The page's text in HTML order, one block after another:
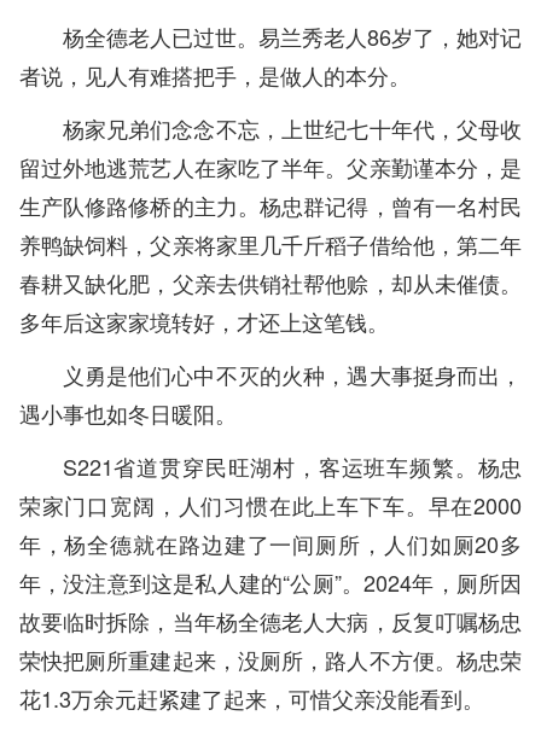
杨全德老人已过世。易兰秀老人86岁了，她对记
者说，见人有难搭把手，是做人的本分。
杨家兄弟们念念不忘，上世纪七十年代，父母收
留过外地逃荒艺人在家吃了半年。父亲勤谨本分，是
生产队修路修桥的主力。杨忠群记得，曾有一名村民
养鸭缺饲料，父亲将家里几千斤稻子借给他，第二年
春耕又缺化肥，父亲去供销社帮他赊，却从未催债。
多年后这家家境转好，才还上这笔钱。
义勇是他们心中不灭的火种，遇大事挺身而出，
遇小事也如冬日暖阳。
S221省道贯穿民旺湖村，客运班车频繁。杨忠
荣家门口宽阔，人们习惯在此上车下车。早在2000
年，杨全德就在路边建了一间厕所，人们如厕20多
年，没注意到这是私人建的“公厕”。2024年，厕所因
故要临时拆除，当年杨全德老人大病，反复叮嘱杨忠
荣快把厕所重建起来，没厕所，路人不方便。杨忠荣
花1.3万余元赶紧建了起来，可惜父亲没能看到。